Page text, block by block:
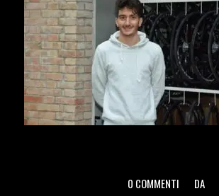
0 COMMENTI
/ DA